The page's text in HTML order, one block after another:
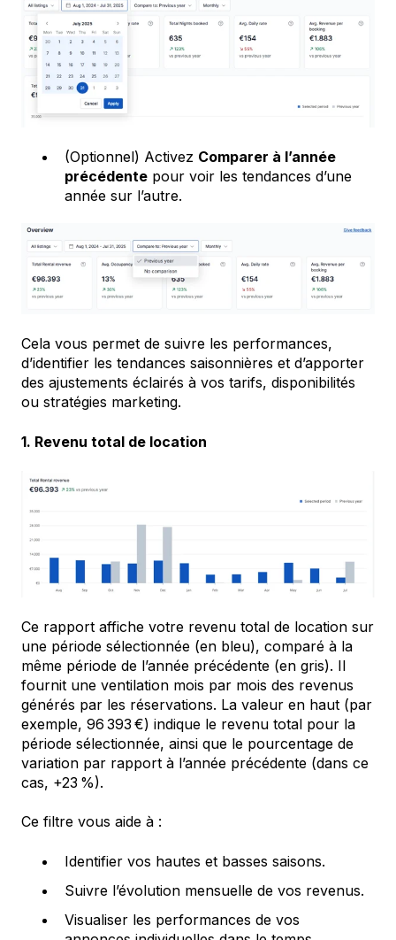
(Optionnel) Activez Comparer à l’année
précédente pour voir les tendances d’une
année sur l’autre.
Cela vous permet de suivre les performances,
d’identifier les tendances saisonnières et d’apporter
des ajustements éclairés à vos tarifs, disponibilités
ou stratégies marketing.
1. Revenu total de location
Ce rapport affiche votre revenu total de location sur
une période sélectionnée (en bleu), comparé à la
même période de l’année précédente (en gris). Il
fournit une ventilation mois par mois des revenus
générés par les réservations. La valeur en haut (par
exemple, 96 393 €) indique le revenu total pour la
période sélectionnée, ainsi que le pourcentage de
variation par rapport à l’année précédente (dans ce
cas, +23 %).
Ce filtre vous aide à :
Identifier vos hautes et basses saisons.
Suivre l’évolution mensuelle de vos revenus.
Visualiser les performances de vos